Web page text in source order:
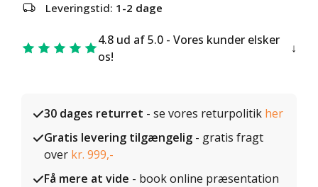
Leveringstid: 1-2 dage
4.8 ud af 5.0 - Vores kunder elsker
os!
30 dages returret - se vores returpolitik her
Gratis levering tilgængelig - gratis fragt
over kr. 999,-
Få mere at vide - book online præsentation